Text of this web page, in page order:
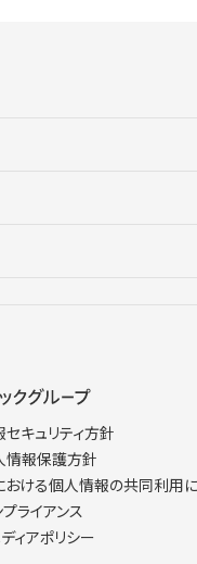
キュリティ方針
情報保護方針
おける個人情報の共同利用
ライアンス
ィアポリシー